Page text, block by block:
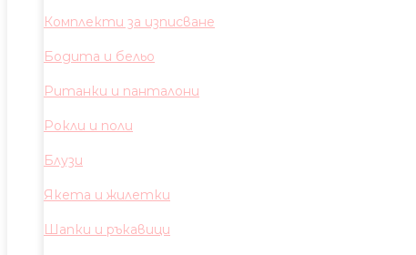
Комплекти за изписване
Бодита и бельо
Ританки и панталони
Рокли и поли
Блузи
Якета и жилетки
Шапки и ръкавици